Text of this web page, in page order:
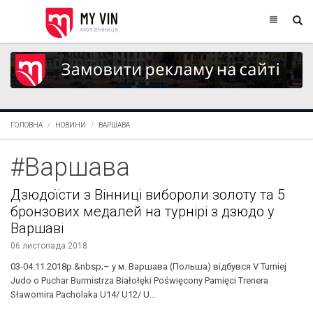
ГОЛОВНА НОВИНИ ВАРШАВА
#Варшава
Дзюдоїсти з Вінниці вибороли золоту та 5
бронзових медалей на турнірі з дзюдо у
Варшаві
06 листопада 2018
03-04.11.2018p.&nbsp;– у м. Варшава (Польша) відбувся V Turniej
Judo o Puchar Burmistrza Białołęki Poświęcony Pamięci Trenera
Sławomira Pacholaka U14/ U12/ U...